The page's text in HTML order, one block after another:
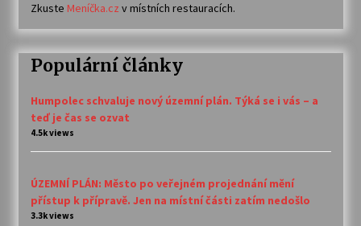
Zkuste Meníčka.cz v místních restauracích.
Populární články
Humpolec schvaluje nový územní plán. Týká se i vás – a
teď je čas se ozvat
4.5k views
ÚZEMNÍ PLÁN: Město po veřejném projednání mění
přístup k přípravě. Jen na místní části zatím nedošlo
3.3k views